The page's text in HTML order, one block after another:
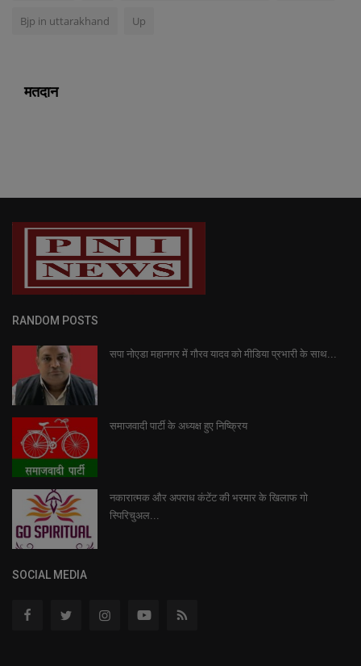
Bjp in uttarakhand Up
मतदान
RANDOM POSTS
सपा नोएडा महानगर में गौरव यादव को मीडिया प्रभारी के साथ...
समाजवादी पार्टी के अध्यक्ष हुए निष्क्रिय
नकारात्मक और अपराध कंटेंट की भरमार के खिलाफ गो
स्पिरिचुअल...
SOCIAL MEDIA